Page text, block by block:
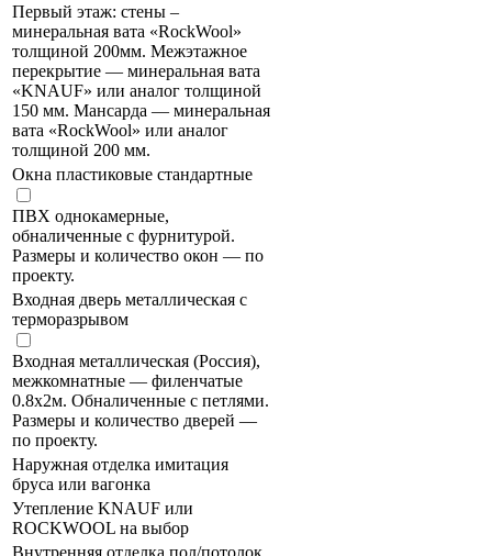
Первый этаж: стены –
минеральная вата «RockWool»
толщиной 200мм. Межэтажное
перекрытие — минеральная вата
«KNAUF» или аналог толщиной
150 мм. Мансарда — минеральная
вата «RockWool» или аналог
толщиной 200 мм.
Окна пластиковые стандартные
ПВХ однокамерные,
обналиченные с фурнитурой.
Размеры и количество окон — по
проекту.
Входная дверь металлическая с
терморазрывом
Входная металлическая (Россия),
межкомнатные — филенчатые
0.8х2м. Обналиченные с петлями.
Размеры и количество дверей —
по проекту.
Наружная отделка имитация
бруса или вагонка
Утепление KNAUF или
ROCKWOOL на выбор
Внутренняя отделка пол/потолок